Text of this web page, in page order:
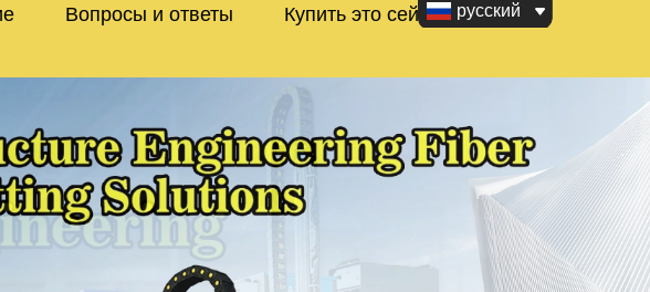
Вопросы и ответы
Купить это сейчас русский